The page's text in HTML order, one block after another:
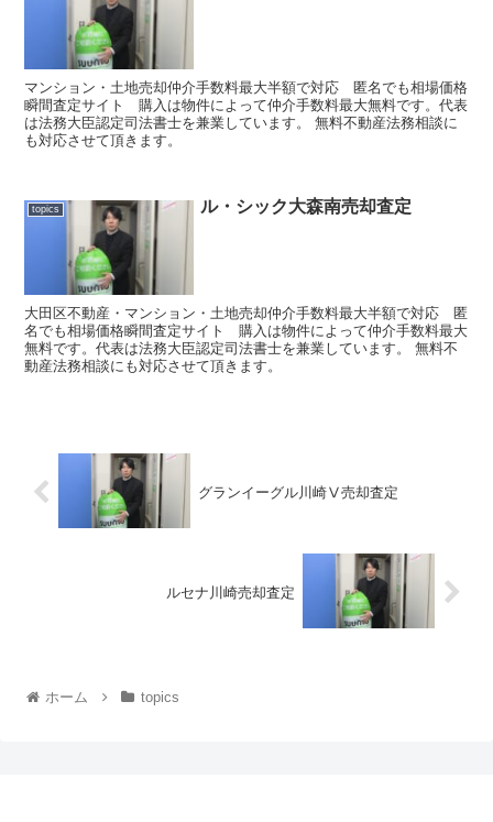
マンション・土地売却仲介手数料最大半額で対応 匿名でも相場価格
瞬間査定サイト 購入は物件によって仲介手数料最大無料です。代表
は法務大臣認定司法書士を兼業しています。 無料不動産法務相談に
も対応させて頂きます。
topics ル・シック大森南売却査定
大田区不動産・マンション・土地売却仲介手数料最大半額で対応 匿
名でも相場価格瞬間査定サイト 購入は物件によって仲介手数料最大
無料です。代表は法務大臣認定司法書士を兼業しています。 無料不
動産法務相談にも対応させて頂きます。
グランイーグル川崎Ⅴ売却査定
ルセナ川崎売却査定
ホーム topics